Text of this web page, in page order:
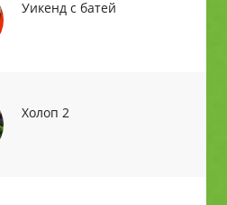
Уикенд с батей
Холоп 2